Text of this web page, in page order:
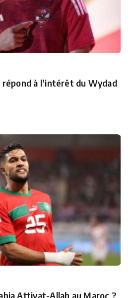
à l’intérêt du Wydad
Attiyat-Allah au Maroc ?